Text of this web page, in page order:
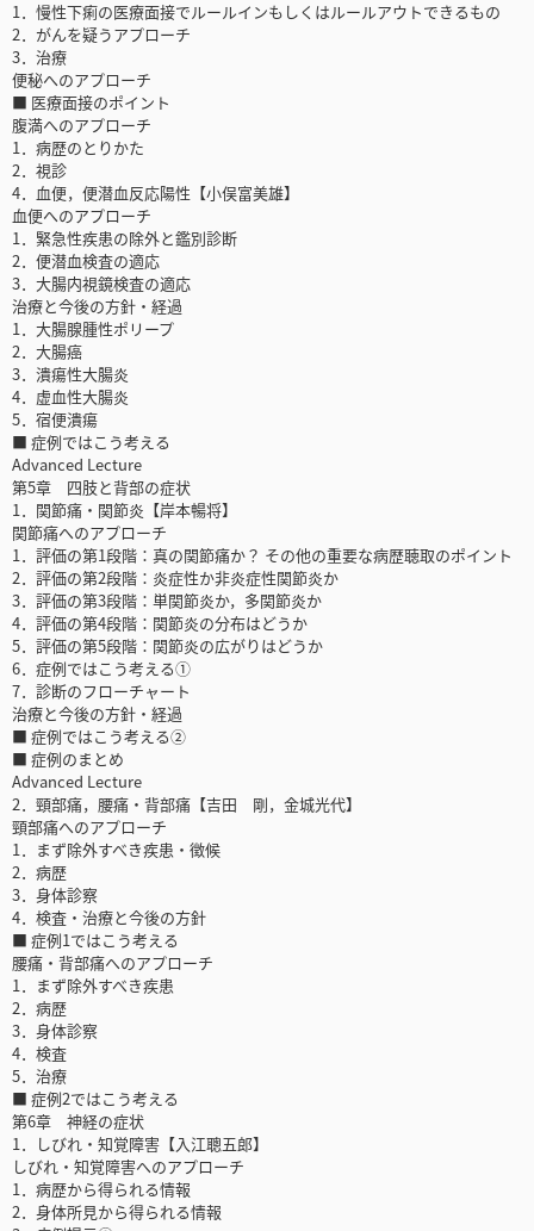
1．慢性下痢の医療面接でルールインもしくはルールアウトできるもの
2．がんを疑うアプローチ
3．治療
便秘へのアプローチ
■ 医療面接のポイント
腹満へのアプローチ
1．病歴のとりかた
2．視診
4．血便，便潜血反応陽性【小俣富美雄】
血便へのアプローチ
1．緊急性疾患の除外と鑑別診断
2．便潜血検査の適応
3．大腸内視鏡検査の適応
治療と今後の方針・経過
1．大腸腺腫性ポリープ
2．大腸癌
3．潰瘍性大腸炎
4．虚血性大腸炎
5．宿便潰瘍
■ 症例ではこう考える
Advanced Lecture
第5章 四肢と背部の症状
1．関節痛・関節炎【岸本暢将】
関節痛へのアプローチ
1．評価の第1段階：真の関節痛か？ その他の重要な病歴聴取のポイント
2．評価の第2段階：炎症性か非炎症性関節炎か
3．評価の第3段階：単関節炎か，多関節炎か
4．評価の第4段階：関節炎の分布はどうか
5．評価の第5段階：関節炎の広がりはどうか
6．症例ではこう考える①
7．診断のフローチャート
治療と今後の方針・経過
■ 症例ではこう考える②
■ 症例のまとめ
Advanced Lecture
2．頸部痛，腰痛・背部痛【吉田 剛，金城光代】
頸部痛へのアプローチ
1．まず除外すべき疾患・徴候
2．病歴
3．身体診察
4．検査・治療と今後の方針
■ 症例1ではこう考える
腰痛・背部痛へのアプローチ
1．まず除外すべき疾患
2．病歴
3．身体診察
4．検査
5．治療
■ 症例2ではこう考える
第6章 神経の症状
1．しびれ・知覚障害【入江聰五郎】
しびれ・知覚障害へのアプローチ
1．病歴から得られる情報
2．身体所見から得られる情報